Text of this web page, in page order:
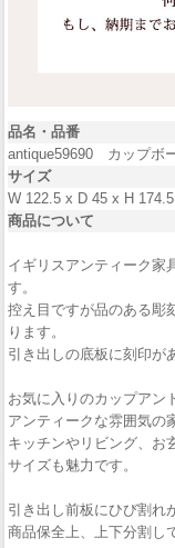
品名・品番
antique59690 カップ
サイズ
W 122.5 x D 45 x H
商品について
イギリスアンティーク家
す。
控え目ですが品のある彫
ります。
引き出しの底板に刻印が
お気に入りのカップアン
アンティークな雰囲気の
キッチンやリビング、お
サイズも魅力です。
引き出し前板にひび割れ
商品保全上、上下分割し